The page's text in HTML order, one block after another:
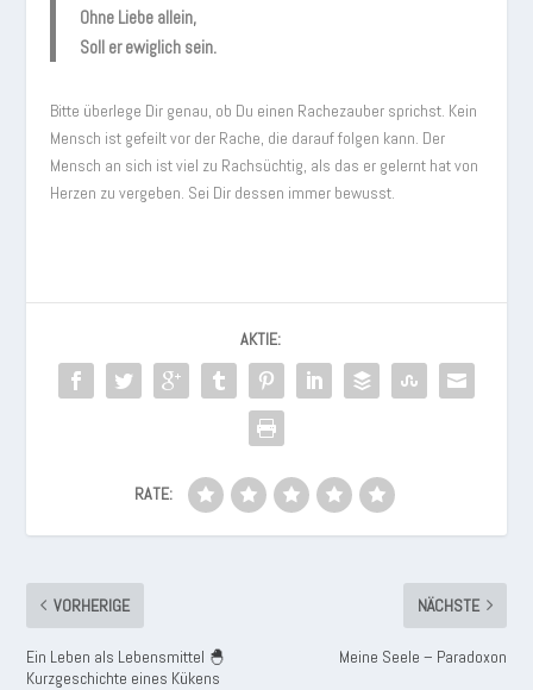
Ohne Liebe allein,
Soll er ewiglich sein.
Bitte überlege Dir genau, ob Du einen Rachezauber sprichst. Kein
Mensch ist gefeilt vor der Rache, die darauf folgen kann. Der
Mensch an sich ist viel zu Rachsüchtig, als das er gelernt hat von
Herzen zu vergeben. Sei Dir dessen immer bewusst.
AKTIE:
RATE:
VORHERIGE
Ein Leben als Lebensmittel 🐣
Kurzgeschichte eines Kükens
NÄCHSTE
Meine Seele – Paradoxon